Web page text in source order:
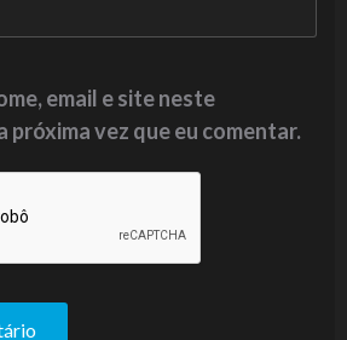
email e site neste
próxima vez que eu comentar.